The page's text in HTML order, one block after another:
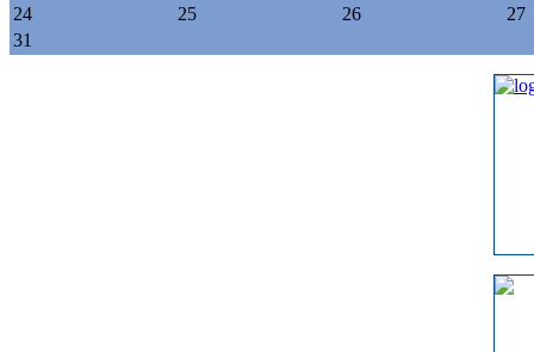
24
25 26
27
31